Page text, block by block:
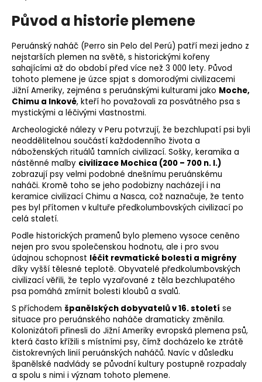
Původ a historie plemene
Peruánský naháč (Perro sin Pelo del Perú) patří mezi jedno z
nejstarších plemen na světě, s historickými kořeny
sahajícími až do období před více než 3 000 lety. Původ
tohoto plemene je úzce spjat s domorodými civilizacemi
Jižní Ameriky, zejména s peruánskými kulturami jako Moche,
Chimu a Inkové, kteří ho považovali za posvátného psa s
mystickými a léčivými vlastnostmi.
Archeologické nálezy v Peru potvrzují, že bezchlupatí psi byli
neoddělitelnou součástí každodenního života a
náboženských rituálů tamních civilizací. Sošky, keramika a
nástěnné malby civilizace Mochica (200 – 700 n. l.)
zobrazují psy velmi podobné dnešnímu peruánskému
naháči. Kromě toho se jeho podobizny nacházejí i na
keramice civilizací Chimu a Nasca, což naznačuje, že tento
pes byl přítomen v kultuře předkolumbovských civilizací po
celá staletí.
Podle historických pramenů bylo plemeno vysoce ceněno
nejen pro svou společenskou hodnotu, ale i pro svou
údajnou schopnost léčit revmatické bolesti a migrény
díky vyšší tělesné teplotě. Obyvatelé předkolumbovských
civilizací věřili, že teplo vyzařované z těla bezchlupatého
psa pomáhá zmírnit bolesti kloubů a svalů.
S příchodem španělských dobyvatelů v 16. století se
situace pro peruánského naháče dramaticky změnila.
Kolonizátoři přinesli do Jižní Ameriky evropská plemena psů,
která často křížili s místními psy, čímž docházelo ke ztrátě
čistokrevných linií peruánských naháčů. Navíc v důsledku
španělské nadvlády se původní kultury postupně rozpadaly
a spolu s nimi i význam tohoto plemene.